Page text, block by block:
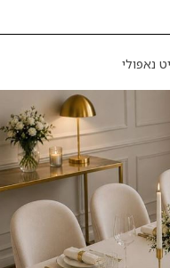
נאפולי